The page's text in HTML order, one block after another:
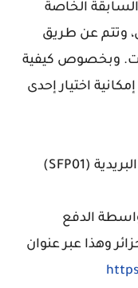
السابقة الخاصة
وتتم عن طريق
وبخصوص كيفية
اختيار إحدى
-باستعمال وثيقة العمليات المالية البريدية (SFP01)
الدفع
وهذا عبر عنوان